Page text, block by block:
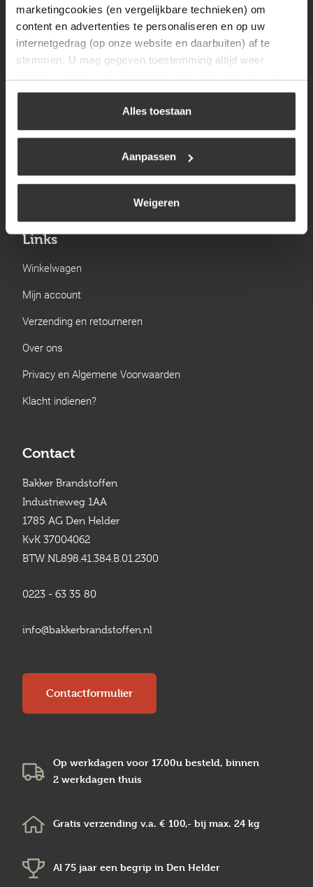
marketingcookies (en vergelijkbare technieken) om
content en advertenties te personaliseren en op uw
internetgedrag (op onze website en daarbuiten) af te
stemmen. U mag gegeven toestemming altijd weer
uw keuze op onze website verwijzen wij u naar ons
Alles toestaan
Aanpassen
Weigeren
Zondag
Gesloten
Navigatie
BBQ
Kamperen
Gastechniek
Links
Winkelwagen
Mijn account
Verzending en retourneren
Over ons
Privacy en Algemene Voorwaarden
Klacht indienen?
Contact
Bakker Brandstoffen
Industrieweg 1AA
1785 AG Den Helder
KvK 37004062
BTW NL898.41.384.B.01.2300
0223 - 63 35 80
info@bakkerbrandstoffen.nl
Contactformulier
Op werkdagen voor 17.00u besteld, binnen
2 werkdagen thuis
Gratis verzending v.a. € 100,- bij max. 24 kg
Al 75 jaar een begrip in Den Helder